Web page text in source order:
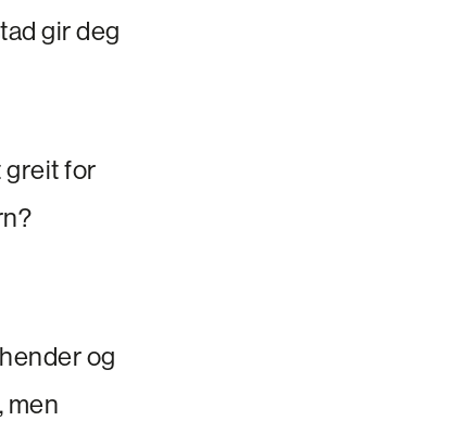
gir deg
greit for
og
men